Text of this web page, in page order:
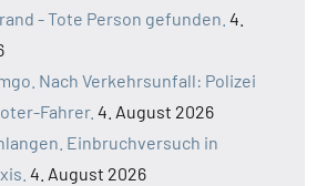
- Tote Person gefunden. 4.
Nach Verkehrsunfall: Polizei
Fahrer. 4. August 2026
Einbruchversuch in
4. August 2026